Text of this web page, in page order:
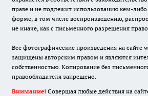
праве и не подлежит использованию кем-
форме, в том числе воспроизведению,
не иначе, как с письменного разрешения
Все фотографические произведения на сайте
защищены авторским правом и являются
собственностью. Копирование без
правообладателя запрещено.
Внимание! Совершая любые действия на